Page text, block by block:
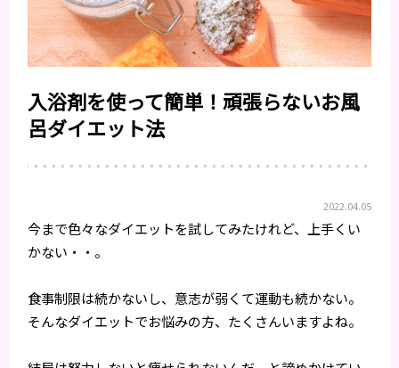
入浴剤を使って簡単！頑張らないお風
呂ダイエット法
2022.04.05
今まで色々なダイエットを試してみたけれど、上手くい
かない・・。
食事制限は続かないし、意志が弱くて運動も続かない。
そんなダイエットでお悩みの方、たくさんいますよね。